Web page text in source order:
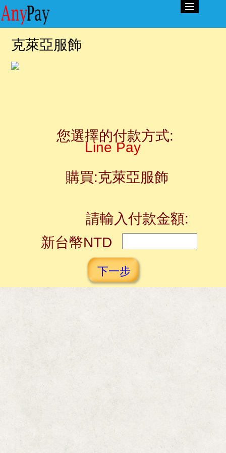
克萊亞服飾
您選擇的付款方式:
Line Pay
購買:克萊亞服飾
請輸入付款金額:
新台幣NTD
下一步